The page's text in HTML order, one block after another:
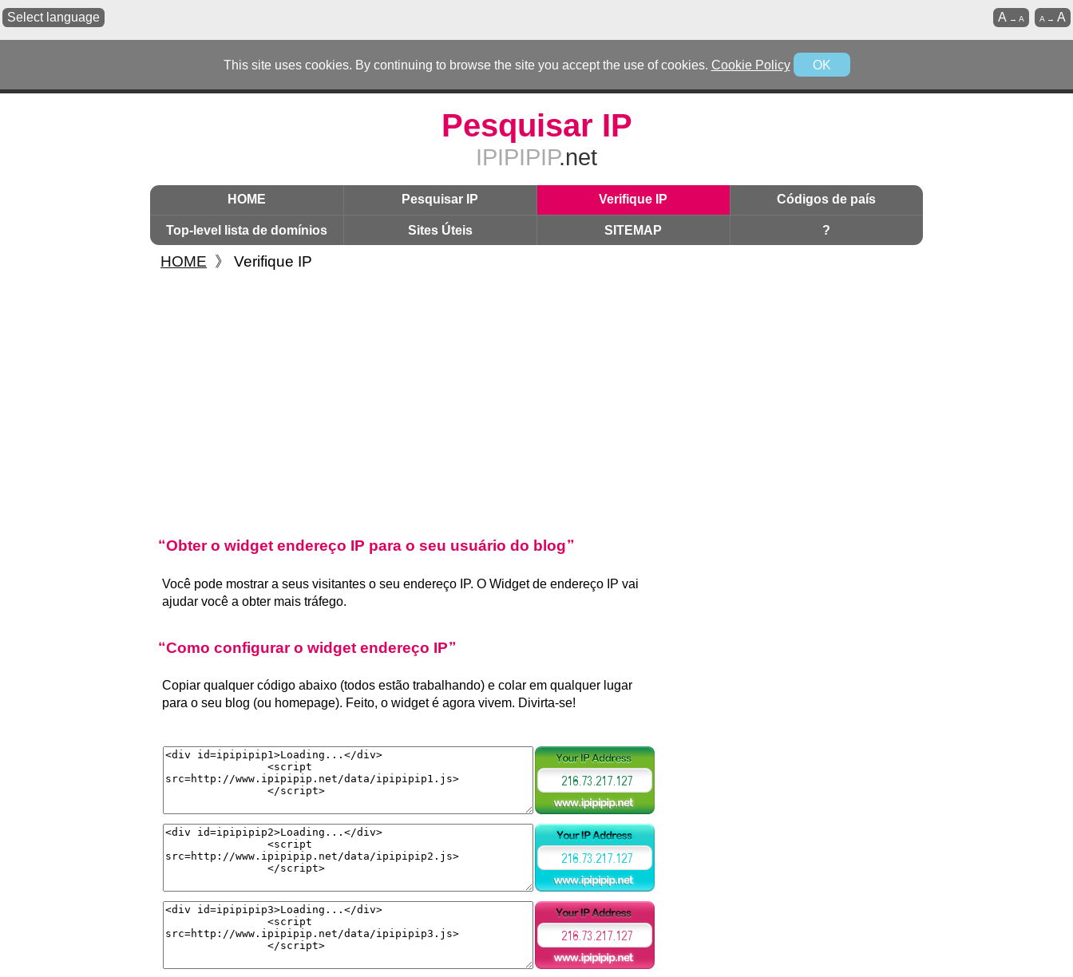
This site uses cookies. By continuing to browse the site you accept the use of cookies. Cookie Policy OK
Select language A→ A
A →A
Pesquisar IP
IPIPIPIP.net
HOME Pesquisar IP Verifique IP Códigos de país
Top-level lista de domínios Sites Úteis SITEMAP ?
HOME 》 Verifique IP
Obter o widget endereço IP para o seu usuário do blog
Você pode mostrar a seus visitantes o seu endereço IP. O Widget de endereço IP vai
ajudar você a obter mais tráfego.
Como configurar o widget endereço IP
Copiar qualquer código abaixo (todos estão trabalhando) e colar em qualquer lugar
para o seu blog (ou homepage). Feito, o widget é agora vivem. Divirta-se!